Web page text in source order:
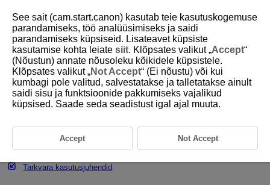
D388-014
Tarkvara/rakendused
Tarkvara/rakenduste ülevaade
Arvutitarkvara installimine
Tarkvara kasutusjuhendid
See sait (cam.start.canon) kasutab teie kasutuskogemuse
parandamiseks, töö analüüsimiseks ja saidi
parandamiseks küpsiseid. Lisateavet küpsiste
kasutamise kohta leiate siit. Klõpsates valikut „Accept“
(Nõustun) annate nõusoleku kõikidele küpsistele.
Klõpsates valikut „Not Accept“ (Ei nõustu) või kui
kumbagi pole valitud, salvestatakse ja talletatakse ainult
saidi sisu ja funktsioonide pakkumiseks vajalikud
küpsised. Saade seda seadistust igal ajal muuta.
Accept Not Accept